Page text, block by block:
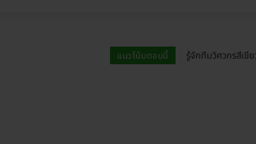
แนวโน้มตอนนี้ รู้จักทีมวิศวกรสีเขี